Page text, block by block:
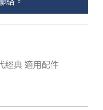
絡。
經典 適用配件